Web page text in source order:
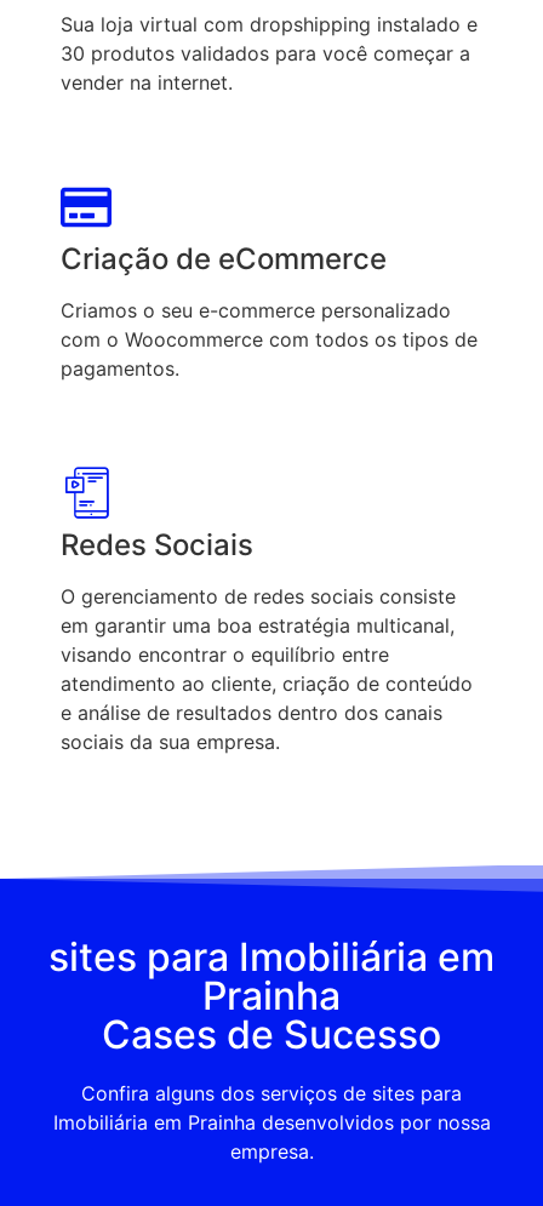
Sua loja virtual com dropshipping instalado e
30 produtos validados para você começar a
vender na internet.
Criação de eCommerce
Criamos o seu e-commerce personalizado
com o Woocommerce com todos os tipos de
pagamentos.
Redes Sociais
O gerenciamento de redes sociais consiste
em garantir uma boa estratégia multicanal,
visando encontrar o equilíbrio entre
atendimento ao cliente, criação de conteúdo
e análise de resultados dentro dos canais
sociais da sua empresa.
sites para Imobiliária em
Prainha
Cases de Sucesso
Confira alguns dos serviços de sites para
Imobiliária em Prainha desenvolvidos por nossa
empresa.